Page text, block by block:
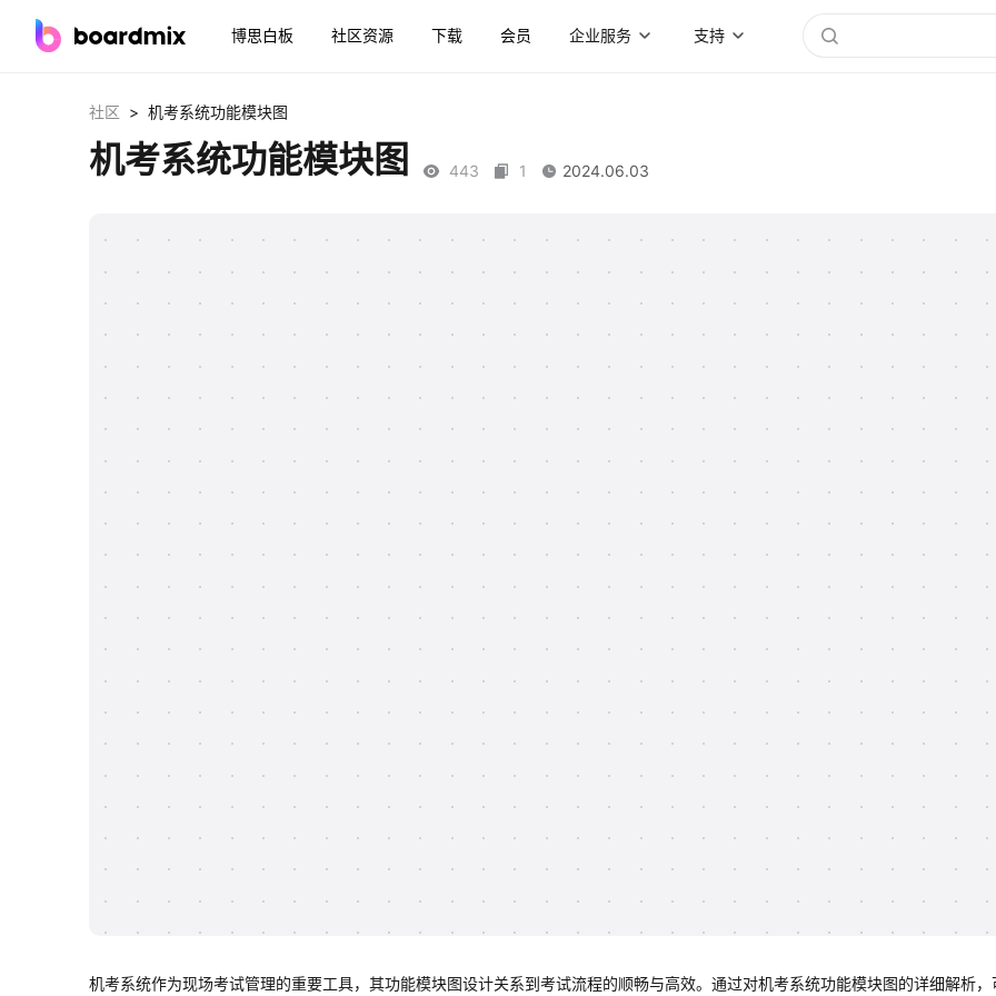
博思白板 社区资源 下载 会员 企业服务 支持
社区 > 机考系统功能模块图
机考系统功能模块图 443 1 2024.06.03
机考系统作为现场考试管理的重要工具，其功能模块图设计关系到考试流程的顺畅与高效。通过对机考系统功能模块图的详细解析，